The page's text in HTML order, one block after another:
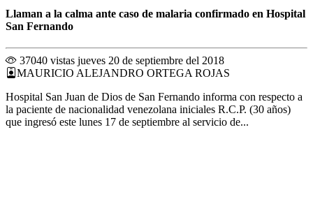
Llaman a la calma ante caso de malaria confirmado en Hospital
San Fernando
37040 vistas jueves 20 de septiembre del 2018
MAURICIO ALEJANDRO ORTEGA ROJAS
Hospital San Juan de Dios de San Fernando informa con respecto a
la paciente de nacionalidad venezolana iniciales R.C.P. (30 años)
que ingresó este lunes 17 de septiembre al servicio de...